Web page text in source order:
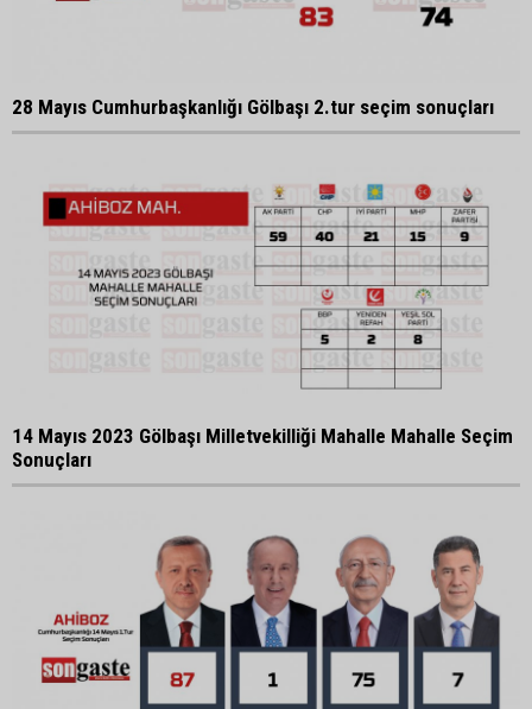
28 Mayıs Cumhurbaşkanlığı Gölbaşı 2.tur seçim sonuçları
14 Mayıs 2023 Gölbaşı Milletvekilliği Mahalle Mahalle Seçim
Sonuçları